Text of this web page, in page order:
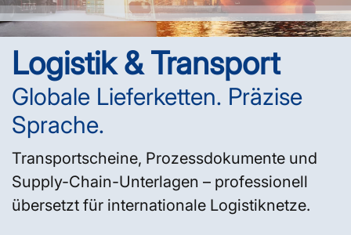
Logistik & Transport
Globale Lieferketten. Präzise
Sprache.
Transportscheine, Prozessdokumente und
Supply-Chain-Unterlagen – professionell
übersetzt für internationale Logistiknetze.